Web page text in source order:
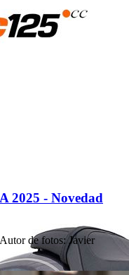
2025 - Novedad
Autor de fotos: Javier